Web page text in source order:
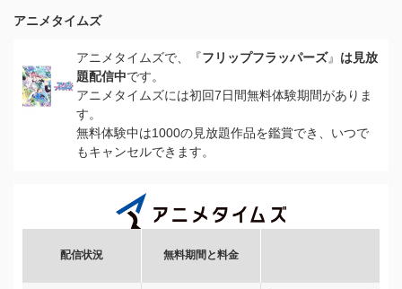
アニメタイムズ
アニメタイムズで、『フリップフラッパーズ』 は見放
題配信中です。
アニメタイムズには初回7日間無料体験期間がありま
す。
無料体験中は1000の見放題作品を鑑賞でき、いつで
もキャンセルできます。
配信状況 無料期間と料金